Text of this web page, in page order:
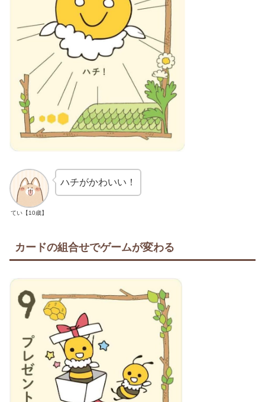
てい【10歳】
ハチがかわいい！
カードの組合せでゲームが変わる